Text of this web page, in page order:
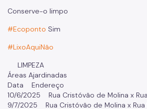
Conserve-o limpo
#Ecoponto Sim
#LixoAquiNão
LIMPEZA
Áreas Ajardinadas
Data Endereço
10/6/2025 Rua Cristóvão de Molina x
9/7/2025 Rua Cristóvão de Molina x Rua